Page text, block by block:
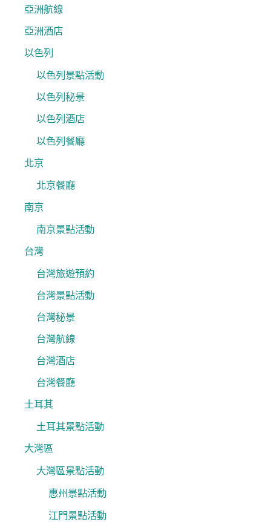
亞洲航線
亞洲酒店
以色列
以色列景點活動
以色列秘景
以色列酒店
以色列餐廳
北京
北京餐廳
南京
南京景點活動
台灣
台灣旅遊預約
台灣景點活動
台灣秘景
台灣航線
台灣酒店
台灣餐廳
土耳其
土耳其景點活動
大灣區
大灣區景點活動
惠州景點活動
江門景點活動